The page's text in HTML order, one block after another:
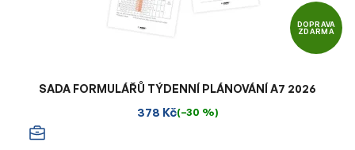
DOPRAVA
ZDARMA
SADA FORMULÁŘŮ TÝDENNÍ PLÁNOVÁNÍ A7 2026
378 Kč(–30 %)